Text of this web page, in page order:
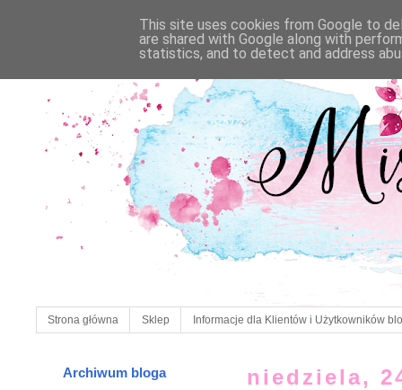
Strona główna Sklep Informacje dla Klientów i Użytkowników
niedziela,
Archiwum bloga
This site uses cookies from Google to
are shared with Google along with
statistics, and to detect and address